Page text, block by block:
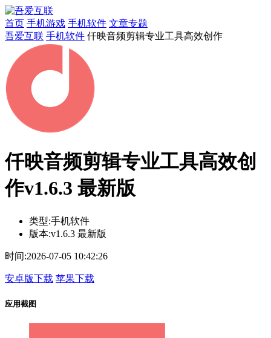
首页 手机游戏 手机软件 文章专题
吾爱互联 手机软件 仟映音频剪辑专业工具高效创作
仟映音频剪辑专业工具高效创
作v1.6.3 最新版
类型:手机软件
版本:v1.6.3 最新版
时间:2026-07-05 10:42:26
安卓版下载 苹果下载
应用截图